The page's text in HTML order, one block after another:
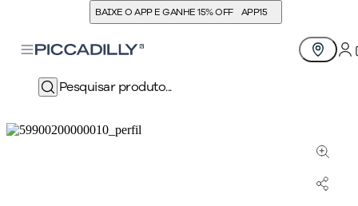
BAIXE O APP E GANHE 15% OFF APP15